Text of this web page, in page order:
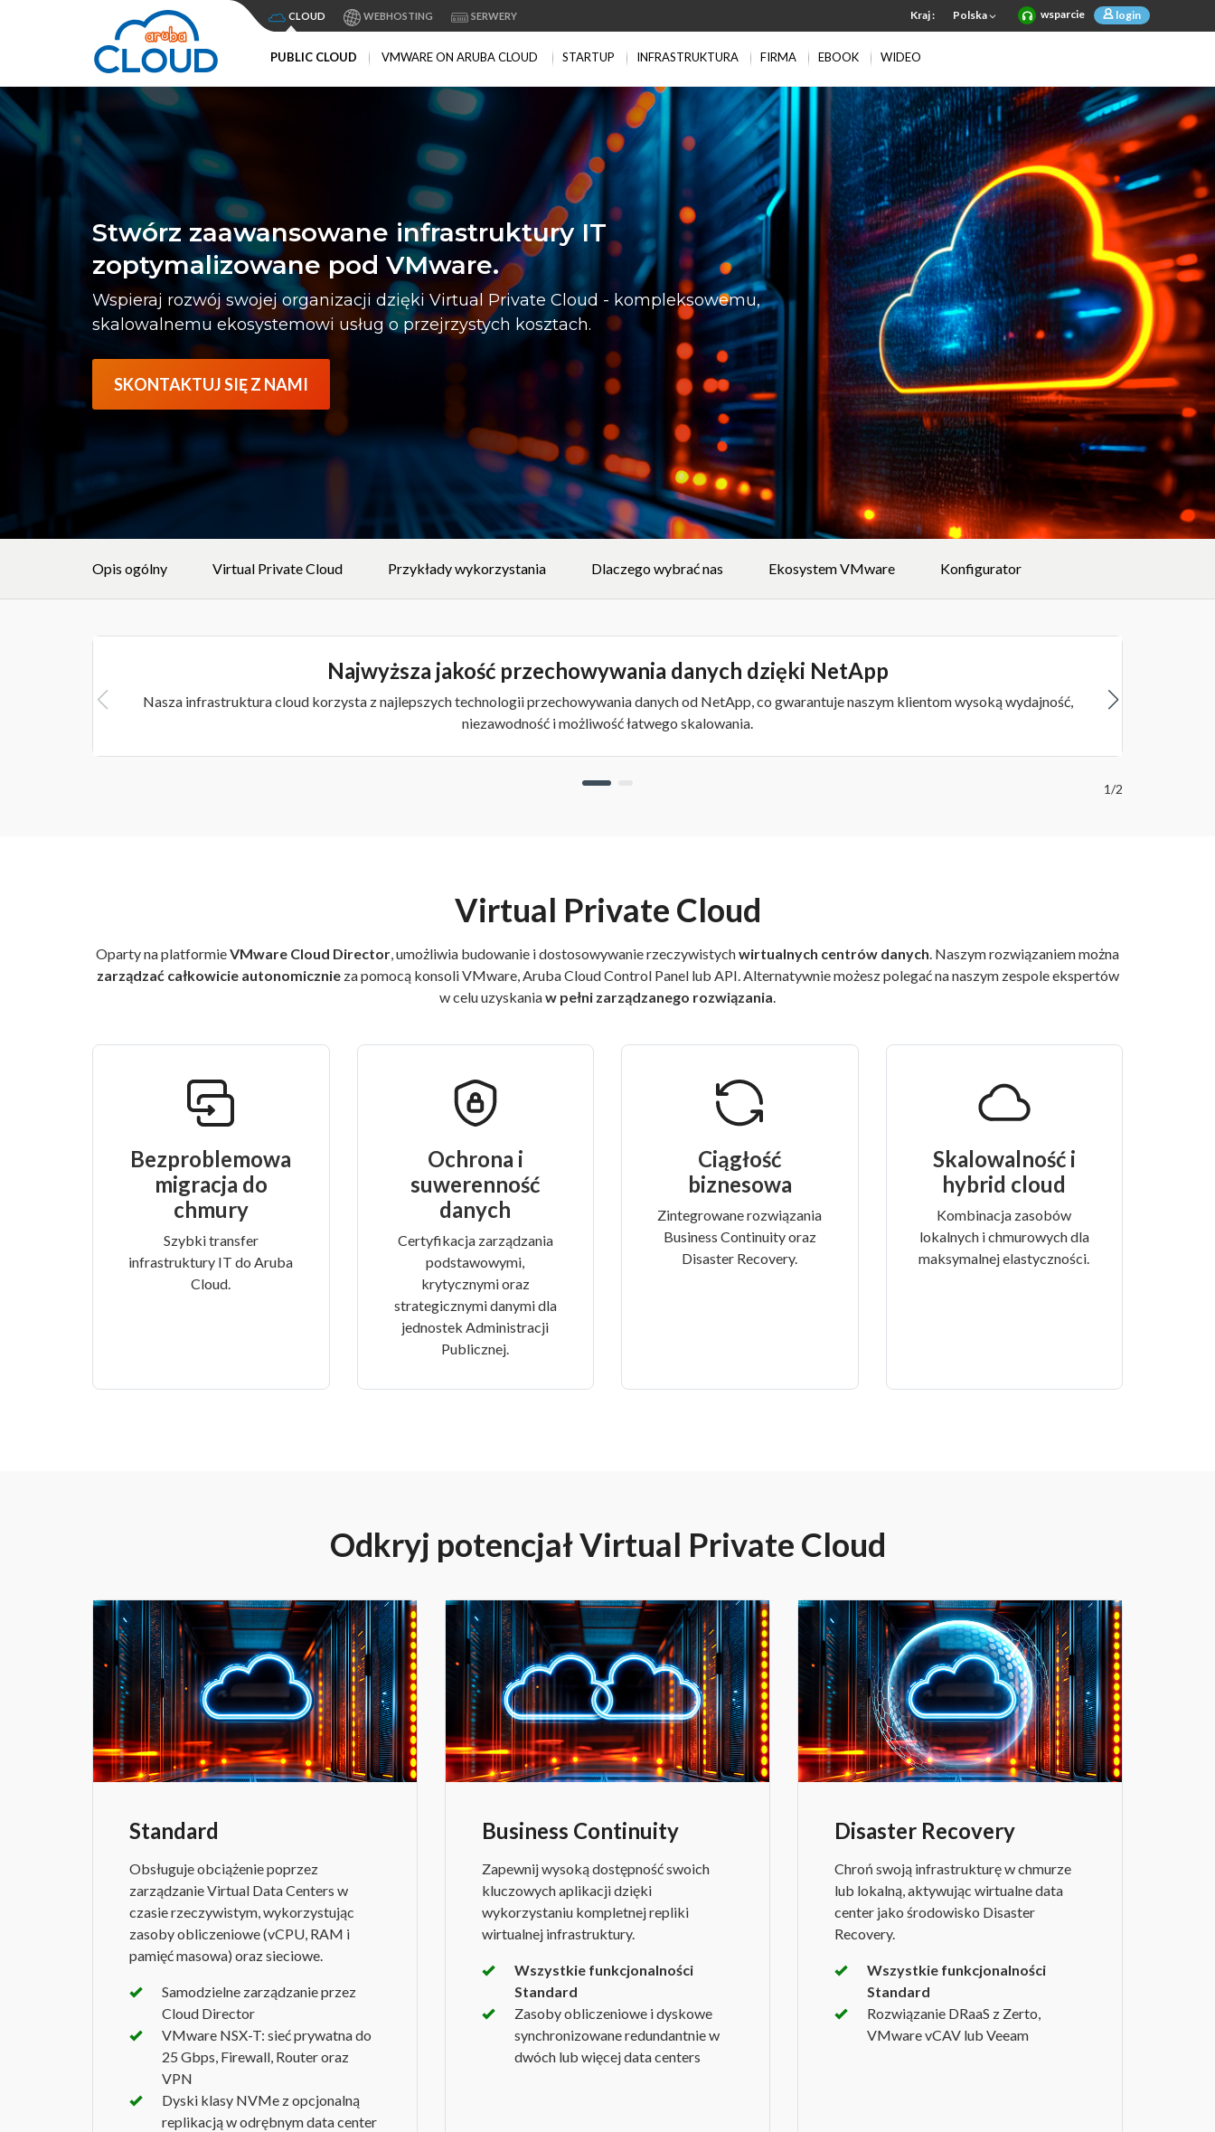
CLOUD WEBHOSTING SERWERY Kraj : Polska wsparcie login
PUBLIC CLOUD VMWARE ON ARUBA CLOUD STARTUP INFRASTRUKTURA FIRMA EBOOK WIDEO
Stwórz zaawansowane infrastruktury IT
zoptymalizowane pod VMware.
Wspieraj rozwój swojej organizacji dzięki Virtual Private Cloud - kompleksowemu,
skalowalnemu ekosystemowi usług o przejrzystych kosztach.
SKONTAKTUJ SIĘ Z NAMI
Opis ogólny Virtual Private Cloud Przykłady wykorzystania Dlaczego wybrać nas Ekosystem VMware Konfigurator
Najwyższa jakość przechowywania danych dzięki NetApp
Nasza infrastruktura cloud korzysta z najlepszych technologii przechowywania danych od NetApp, co gwarantuje naszym klientom wysoką wydajność,
niezawodność i możliwość łatwego skalowania.
1/2
Virtual Private Cloud
Oparty na platformieVMware Cloud Director, umożliwia budowanie i dostosowywanie rzeczywistychwirtualnych centrów danych. Naszym rozwiązaniem można
zarządzać całkowicie autonomicznieza pomocą konsoli VMware, Aruba Cloud Control Panel lub API. Alternatywnie możesz polegać na naszym zespole ekspertów
w celu uzyskaniaw pełni zarządzanego rozwiązania.
Bezproblemowa
migracja do
chmury
Szybki transfer
infrastruktury IT do Aruba
Cloud.
Ochrona i
suwerenność
danych
Certyfikacja zarządzania
podstawowymi,
krytycznymi oraz
strategicznymi danymi dla
jednostek Administracji
Publicznej.
Ciągłość
biznesowa
Zintegrowane rozwiązania
Business Continuity oraz
Disaster Recovery.
Skalowalność i
hybrid cloud
Kombinacja zasobów
lokalnych i chmurowych dla
maksymalnej elastyczności.
Odkryj potencjał Virtual Private Cloud
Standard
Obsługuje obciążenie poprzez
zarządzanie Virtual Data Centers w
czasie rzeczywistym, wykorzystując
zasoby obliczeniowe (vCPU, RAM i
pamięć masowa) oraz sieciowe.
Samodzielne zarządzanie przez
Cloud Director
VMware NSX-T: sieć prywatna do
25 Gbps, Firewall, Router oraz
VPN
Dyski klasy NVMe z opcjonalną
replikacją w odrębnym data center
Business Continuity
Zapewnij wysoką dostępność swoich
kluczowych aplikacji dzięki
wykorzystaniu kompletnej repliki
wirtualnej infrastruktury.
Wszystkie funkcjonalności
Standard
Zasoby obliczeniowe i dyskowe
synchronizowane redundantnie w
dwóch lub więcej data centers
Disaster Recovery
Chroń swoją infrastrukturę w chmurze
lub lokalną, aktywując wirtualne data
center jako środowisko Disaster
Recovery.
Wszystkie funkcjonalności
Standard
Rozwiązanie DRaaS z Zerto,
VMware vCAV lub Veeam